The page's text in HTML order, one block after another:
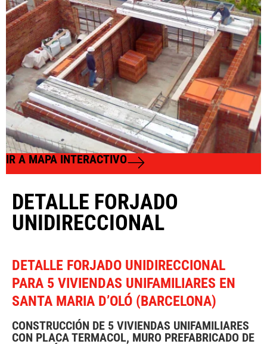
IR A MAPA INTERACTIVO
DETALLE FORJADO
UNIDIRECCIONAL
DETALLE FORJADO UNIDIRECCIONAL
PARA 5 VIVIENDAS UNIFAMILIARES EN
SANTA MARIA D’OLÓ (BARCELONA)
CONSTRUCCIÓN DE 5 VIVIENDAS UNIFAMILIARES
CON PLACA TERMACOL, MURO PREFABRICADO DE